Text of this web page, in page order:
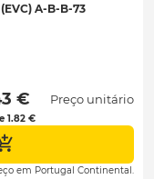
A-B-B-73
€
1.82 €
Preço unitário
em Portugal Continental.